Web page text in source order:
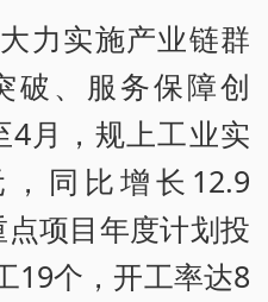
力实施产业链群
破、服务保障创
4月，规上工业实
同比增长12.9
项目年度计划投
19个，开工率达8